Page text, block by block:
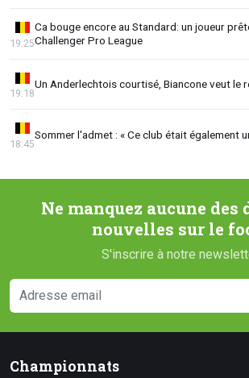
Ca bouge encore au Standard: un joueur
Challenger Pro League
19:25
Un Anderlechtois courtisé, Biancone veut le
19:18
Sommer l'admet : « Ce club était également
18:45
Ne manquez aucune des
nouvelles sur le
S'inscrire à notre
Championnats